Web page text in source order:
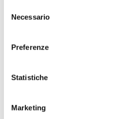
del
consenso
Necessario
Preferenze
Statistiche
Marketing
2
convenzionata di soccorritori
professionisti in ambito
staff medico interno per
3
Gli Operatori della Centrale
ed il corretto compimento
Ricorda che per beneficiare delle